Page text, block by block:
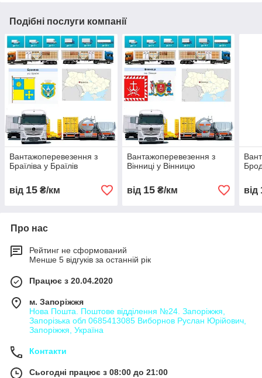
Подібні послуги компанії
Вантажоперевезення з
Браїліва у Браїлів
від 15 ₴/км
Вантажоперевезення з
Вінниці у Вінницю
від 15₴/км від
Про нас
Рейтинг не сформований
Менше 5 відгуків за останній рік
Працює з 20.04.2020
м. Запоріжжя
Нова Пошта. Поштове відділення №24. Запоріжжя,
Запорізька обл 0685413085 Виборнов Руслан Юрійович,
Запоріжжя, Україна
Контакти
Сьогодні працює з 08:00 до 21:00